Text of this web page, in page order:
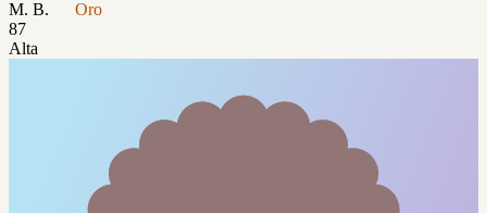
M. B.
Oro
87
Alta